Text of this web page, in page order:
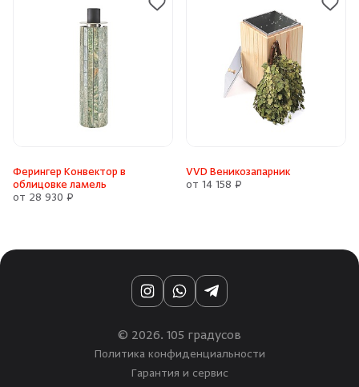
Ферингер Конвектор в
облицовке ламель
от 28 930 ₽
VVD Веникозапарник
от 14 158 ₽
InstagramWhatsAppTelegram
© 2026. 105 градусов
Политика конфиденциальности
Гарантия и сервис